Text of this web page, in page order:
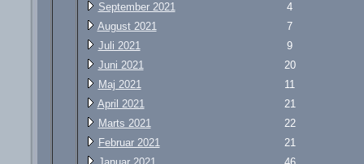
September 2021
4
August 2021
7
Juli 2021
9
Juni 2021
20
Maj 2021
11
April 2021
21
Marts 2021
22
Februar 2021
21